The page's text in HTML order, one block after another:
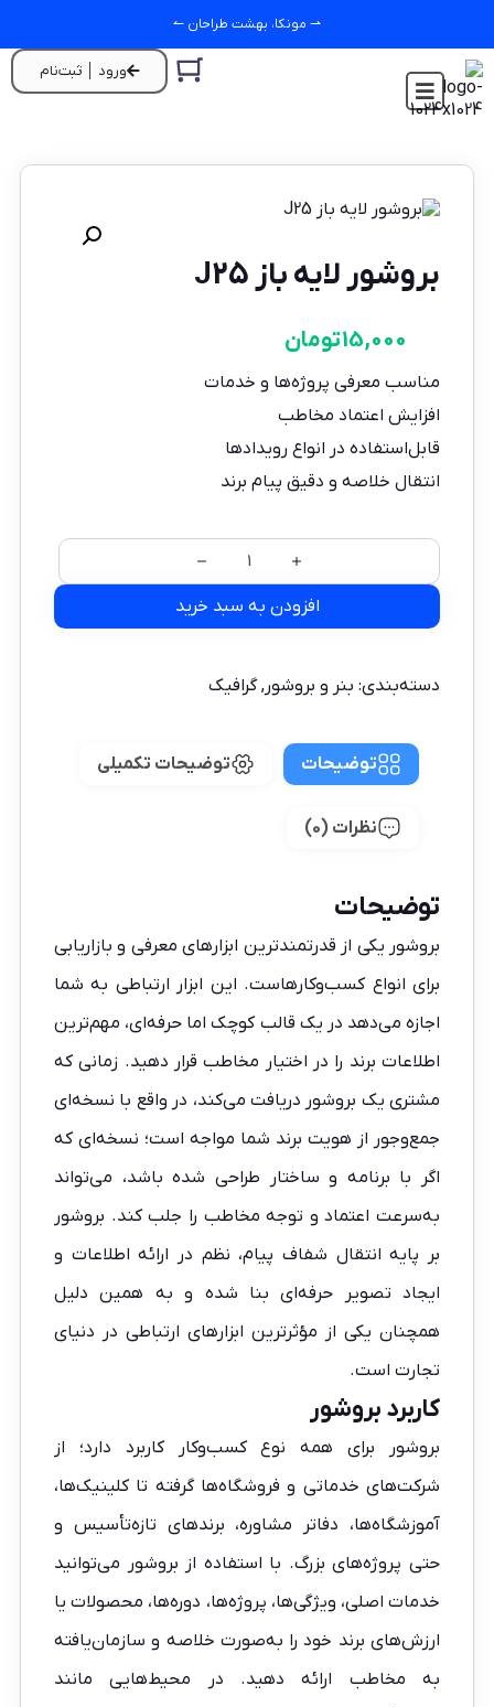
⇀ مونکا، بهشت طراحان ↼
ورود │ ثبت‌نام
بروشور لایه باز J25
15,000تومان
مناسب معرفی پروژه‌ها و خدمات
افزایش اعتماد مخاطب
قابل‌استفاده در انواع رویدادها
انتقال خلاصه و دقیق پیام برند
افزودن به سبد خرید
دسته‌بندی: بنر و بروشور,گرافیک
توضیحات توضیحات تکمیلی
نظرات (0)
توضیحات
بروشور یکی از قدرتمندترین ابزارهای معرفی و بازاریابی
برای انواع کسب‌وکارهاست. این ابزار ارتباطی به شما
اجازه می‌دهد در یک قالب کوچک اما حرفه‌ای، مهم‌ترین
اطلاعات برند را در اختیار مخاطب قرار دهید. زمانی که
مشتری یک بروشور دریافت می‌کند، در واقع با نسخه‌ای
جمع‌وجور از هویت برند شما مواجه است؛ نسخه‌ای که
اگر با برنامه و ساختار طراحی شده باشد، می‌تواند
به‌سرعت اعتماد و توجه مخاطب را جلب کند. بروشور
بر پایه انتقال شفاف پیام، نظم در ارائه اطلاعات و
ایجاد تصویر حرفه‌ای بنا شده و به همین دلیل
همچنان یکی از مؤثرترین ابزارهای ارتباطی در دنیای
تجارت است.
کاربرد بروشور
بروشور برای همه نوع کسب‌وکار کاربرد دارد؛ از
شرکت‌های خدماتی و فروشگاه‌ها گرفته تا کلینیک‌ها،
آموزشگاه‌ها، دفاتر مشاوره، برندهای تازه‌تأسیس و
حتی پروژه‌های بزرگ. با استفاده از بروشور می‌توانید
خدمات اصلی، ویژگی‌ها، پروژه‌ها، دوره‌ها، محصولات یا
ارزش‌های برند خود را به‌صورت خلاصه و سازمان‌یافته
به مخاطب ارائه دهید. در محیط‌هایی مانند